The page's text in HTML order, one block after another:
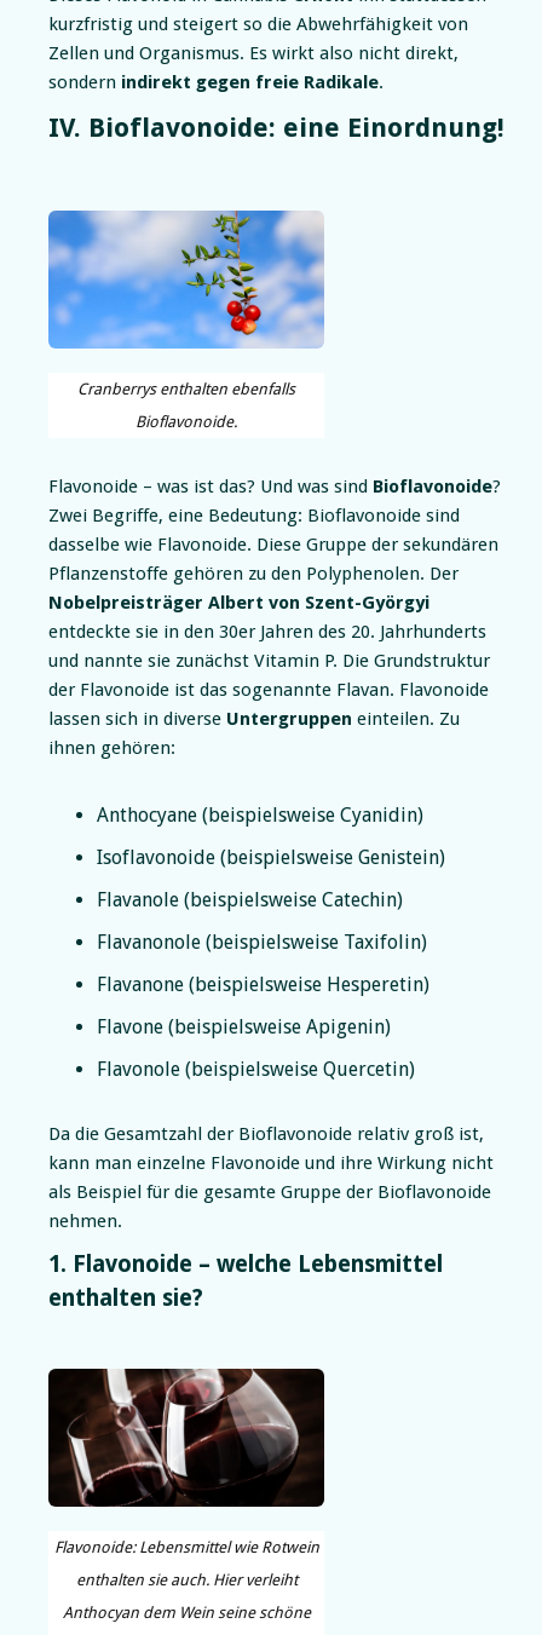
kurzfristig und steigert so die Abwehrfähigkeit von
Zellen und Organismus. Es wirkt also nicht direkt,
sondern indirekt gegen freie Radikale.
IV. Bioflavonoide: eine Einordnung!
Cranberrys enthalten ebenfalls
Bioflavonoide.
Flavonoide – was ist das? Und was sind Bioflavonoide?
Zwei Begriffe, eine Bedeutung: Bioflavonoide sind
dasselbe wie Flavonoide. Diese Gruppe der sekundären
Pflanzenstoffe gehören zu den Polyphenolen. Der
Nobelpreisträger Albert von Szent-Györgyi
entdeckte sie in den 30er Jahren des 20. Jahrhunderts
und nannte sie zunächst Vitamin P. Die Grundstruktur
der Flavonoide ist das sogenannte Flavan. Flavonoide
lassen sich in diverse Untergruppen einteilen. Zu
ihnen gehören:
Anthocyane (beispielsweise Cyanidin)
Isoflavonoide (beispielsweise Genistein)
Flavanole (beispielsweise Catechin)
Flavanonole (beispielsweise Taxifolin)
Flavanone (beispielsweise Hesperetin)
Flavone (beispielsweise Apigenin)
Flavonole (beispielsweise Quercetin)
Da die Gesamtzahl der Bioflavonoide relativ groß ist,
kann man einzelne Flavonoide und ihre Wirkung nicht
als Beispiel für die gesamte Gruppe der Bioflavonoide
nehmen.
1. Flavonoide – welche Lebensmittel
enthalten sie?
Flavonoide: Lebensmittel wie Rotwein
enthalten sie auch. Hier verleiht
Anthocyan dem Wein seine schöne